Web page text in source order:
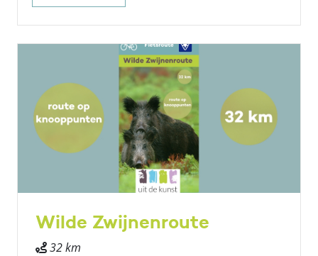
Wilde Zwijnenroute
32 km